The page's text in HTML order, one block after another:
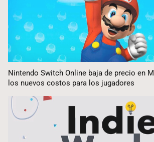
Nintendo Switch Online baja de precio en
los nuevos costos para los jugadores